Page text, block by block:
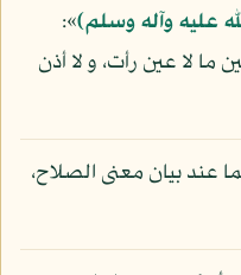
عليه وآله وسلم)»:
ما لا عين رأت، و لا أذن
عند بيان معنى الصلاح،